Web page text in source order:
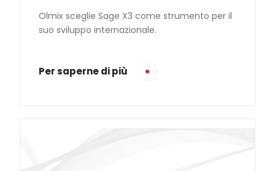
Olmix sceglie Sage X3 come strumento per il
suo sviluppo internazionale.
Per saperne di più